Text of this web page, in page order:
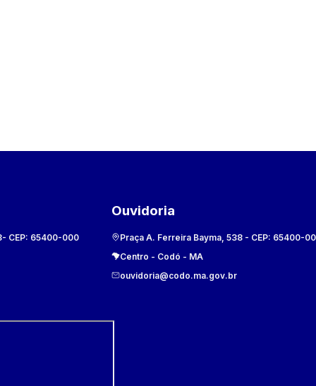
- CEP: 65400-000
Ouvidoria
Praça A. Ferreira Bayma, 538- CEP: 65400-
Centro - Codó - MA
ouvidoria@codo.ma.gov.br